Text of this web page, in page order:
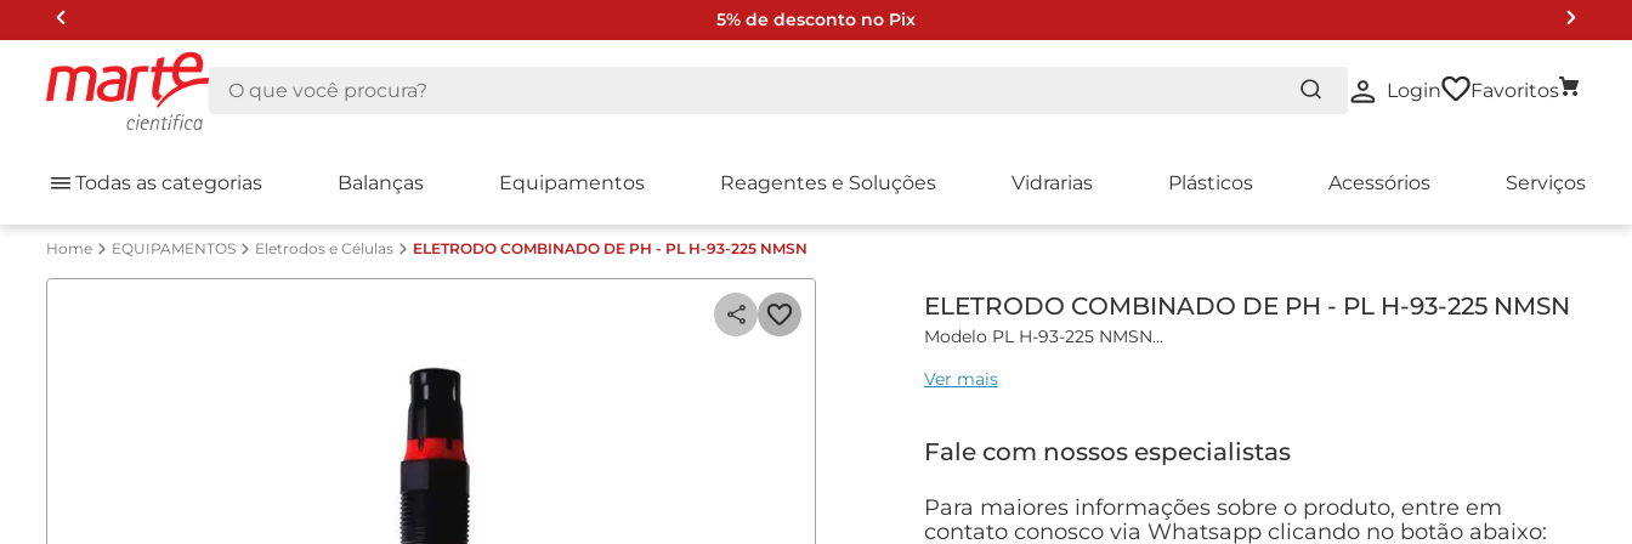
5% de desconto no Pix
O que você procura?
Login Favoritos
Todas as categorias Balanças Equipamentos Reagentes e Soluções Vidrarias Plásticos Acessórios Serviços
EQUIPAMENTOS Eletrodos e Células ELETRODO COMBINADO DE PH - PL H-93-225 NMSN
ELETRODO COMBINADO DE PH - PL H-93-225 NMSN
Modelo PL H-93-225 NMSN
Eletrodo combinado de pH de baixa manutenção com compensação de
Sistema de referencia Silamid com reserva de íons de prata.
Especificações técnicas:
Ver mais
Fale com nossos especialistas
Para maiores informações sobre o produto, entre em
contato conosco via Whatsapp clicando no botão abaixo: